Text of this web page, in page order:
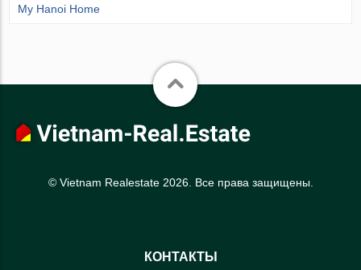
My Hanoi Home
© Vietnam Realestate 2026. Все права защищены.
КОНТАКТЫ